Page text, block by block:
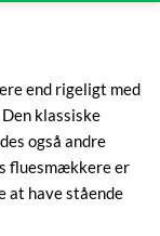
end rigeligt med
klassiske
også andre
fluesmækkere er
at have stående